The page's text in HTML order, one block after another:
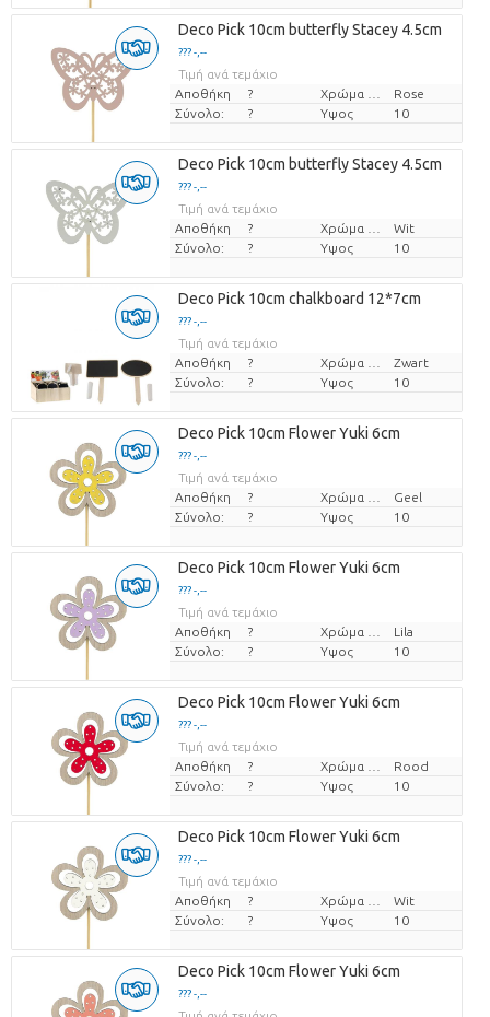
Deco Pick 10cm butterfly Stacey 4.5cm
??? -,--
Τιμή ανά τεμάχιο
Αποθήκη
?
Rose
Σύνολο:
? Υψος 10
Deco Pick 10cm butterfly Stacey 4.5cm
??? -,--
Τιμή ανά τεμάχιο
Αποθήκη
?
Wit
Σύνολο:
? Υψος 10
Deco Pick 10cm chalkboard 12*7cm
??? -,--
Τιμή ανά τεμάχιο
Αποθήκη
?
Zwart
Σύνολο:
? Υψος 10
Deco Pick 10cm Flower Yuki 6cm
??? -,--
Τιμή ανά τεμάχιο
Αποθήκη
?
Geel
Σύνολο:
? Υψος 10
Deco Pick 10cm Flower Yuki 6cm
??? -,--
Τιμή ανά τεμάχιο
Αποθήκη
?
Lila
Σύνολο:
? Υψος 10
Deco Pick 10cm Flower Yuki 6cm
??? -,--
Τιμή ανά τεμάχιο
Αποθήκη
?
Rood
Σύνολο:
? Υψος 10
Deco Pick 10cm Flower Yuki 6cm
??? -,--
Τιμή ανά τεμάχιο
Αποθήκη
?
Wit
Σύνολο:
? Υψος 10
Deco Pick 10cm Flower Yuki 6cm
??? -,--